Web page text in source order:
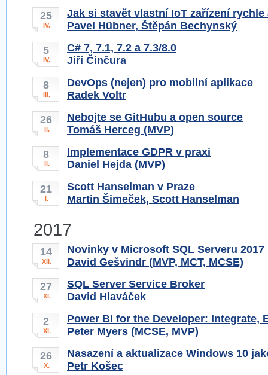
25
IV.
Jak si stavět vlastní IoT zařízení rychle
Pavel Hübner, Štěpán Bechynský
5
IV.
C# 7, 7.1, 7.2 a 7.3/8.0
Jiří Činčura
8
III.
DevOps (nejen) pro mobilní aplikace
Radek Voltr
26
II.
Nebojte se GitHubu a open source
Tomáš Herceg (MVP)
8
II.
Implementace GDPR v praxi
Daniel Hejda (MVP)
21
I.
Scott Hanselman v Praze
Martin Šimeček, Scott Hanselman
2017
14
XII.
Novinky v Microsoft SQL Serveru 2017
David Gešvindr (MVP, MCT, MCSE)
27
XI.
SQL Server Service Broker
David Hlaváček
2
XI.
Power BI for the Developer: Integrate,
Peter Myers (MCSE, MVP)
26
X.
Nasazení a aktualizace Windows 10
Petr Košec